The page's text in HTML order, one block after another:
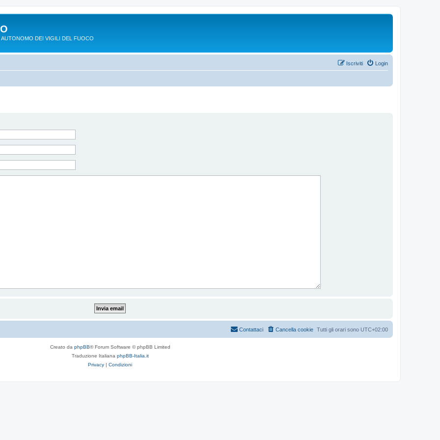
DEI VIGILI DEL FUOCO
Login
Iscriviti
Tutti gli orari sono UTC+02:00
Cancella cookie
Contattaci
Creato da phpBB® Forum Software © phpBB Limited
Traduzione Italiana phpBB-Italia.it
Privacy | Condizioni